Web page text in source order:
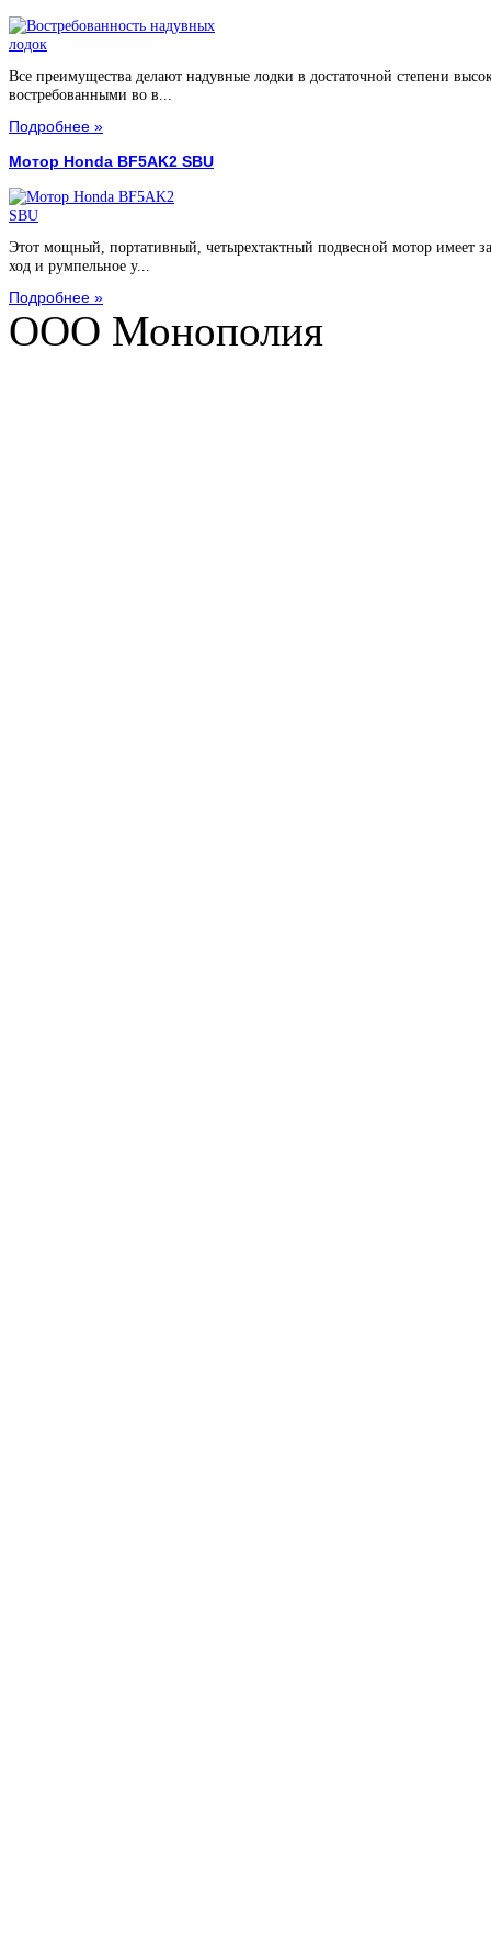
Все преимущества делают надувные лодки в достаточной степени
востребованными во в...
Подробнее »
Мотор Honda BF5AK2 SBU
Этот мощный, портативный, четырехтактный подвесной мотор имеет
ход и румпельное у...
Подробнее »
ООО Монополия